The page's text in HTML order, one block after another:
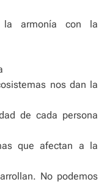
la armonía con la
nos dan la
de cada persona
que afectan a la
No podemos